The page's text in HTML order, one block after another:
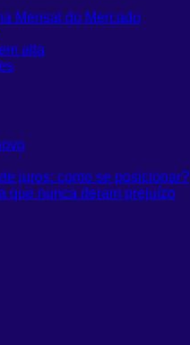
Mensal do Mercado
alta
juros: como se posicionar?
que nunca deram prejuízo